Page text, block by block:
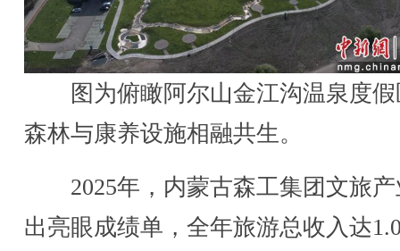
图为俯瞰阿尔山金江沟温泉度
森林与康养设施相融共生。
2025年，内蒙古森工集团文旅产
出亮眼成绩单，全年旅游总收入达